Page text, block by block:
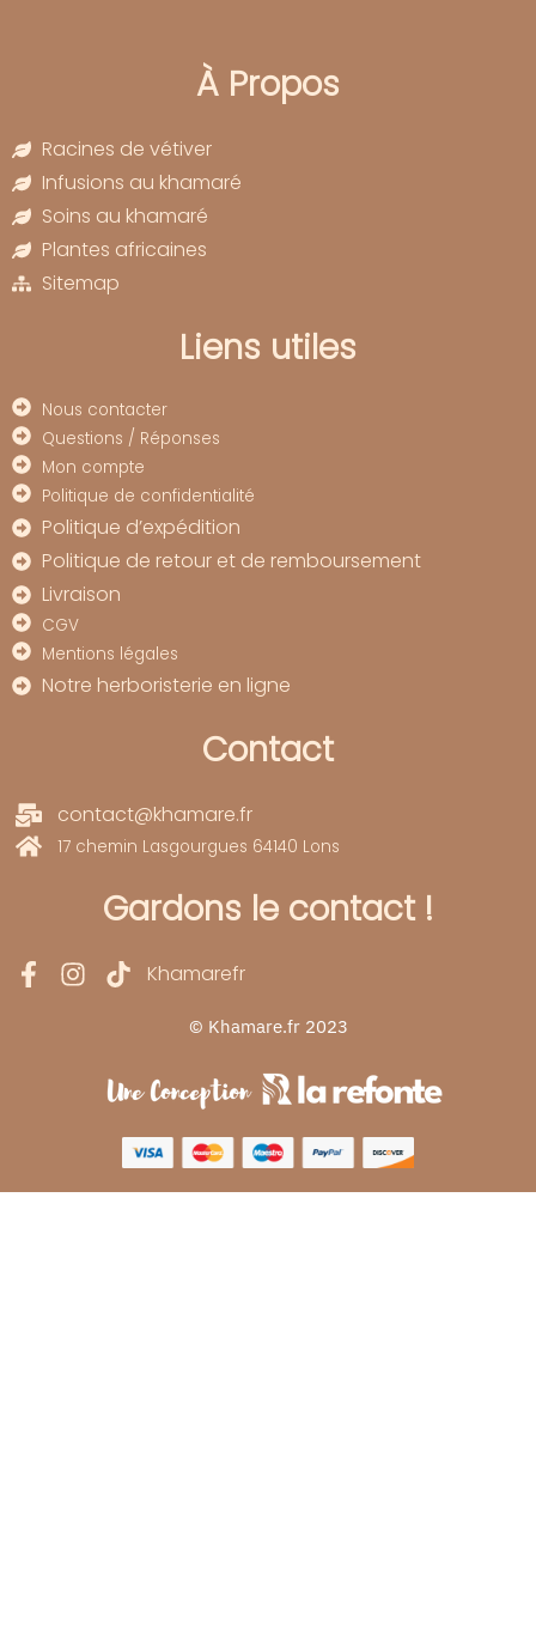
À Propos
Racines de vétiver
Infusions au khamaré
Soins au khamaré
Plantes africaines
Sitemap
Liens utiles
Nous contacter
Questions / Réponses
Mon compte
Politique de confidentialité
Politique d’expédition
Politique de retour et de remboursement
Livraison
CGV
Mentions légales
Notre herboristerie en ligne
Contact
contact@khamare.fr
17 chemin Lasgourgues 64140 Lons
Gardons le contact !
Khamarefr
© Khamare.fr 2023